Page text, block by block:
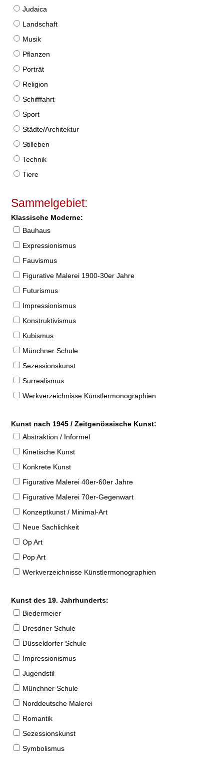
Judaica
Landschaft
Musik
Pflanzen
Porträt
Religion
Schifffahrt
Sport
Städte/Architektur
Stilleben
Technik
Tiere
Sammelgebiet:
Klassische Moderne:
Bauhaus
Expressionismus
Fauvismus
Figurative Malerei 1900-30er Jahre
Futurismus
Impressionismus
Konstruktivismus
Kubismus
Münchner Schule
Sezessionskunst
Surrealismus
Werkverzeichnisse Künstlermonographien
Kunst nach 1945 / Zeitgenössische Kunst:
Abstraktion / Informel
Kinetische Kunst
Konkrete Kunst
Figurative Malerei 40er-60er Jahre
Figurative Malerei 70er-Gegenwart
Konzeptkunst / Minimal-Art
Neue Sachlichkeit
Op Art
Pop Art
Werkverzeichnisse Künstlermonographien
Kunst des 19. Jahrhunderts:
Biedermeier
Dresdner Schule
Düsseldorfer Schule
Impressionismus
Jugendstil
Münchner Schule
Norddeutsche Malerei
Romantik
Sezessionskunst
Symbolismus